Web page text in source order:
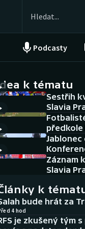
Podcasty
NEPŘEHLÉDNĚTE
Historické
Aplikace ČT sport
AZ kvíz
k tématu
Sestřih
Slavia
předkole
Jablonec
Záznam
Slavia
k
bude hrát za
4 hod
je zkušený tým